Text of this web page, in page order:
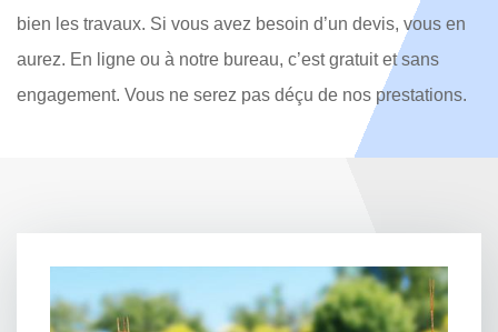
bien les travaux. Si vous avez besoin d’un devis, vous en
aurez. En ligne ou à notre bureau, c’est gratuit et sans
engagement. Vous ne serez pas déçu de nos prestations.